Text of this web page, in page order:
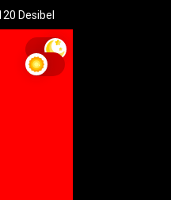
Menteri PPPA: Festival